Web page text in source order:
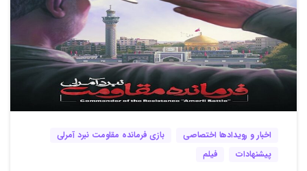
2
اخبار و رویدادها اختصاصی
بازی فرمانده مقاومت نبرد آمرلی
پیشنهادات
فیلم